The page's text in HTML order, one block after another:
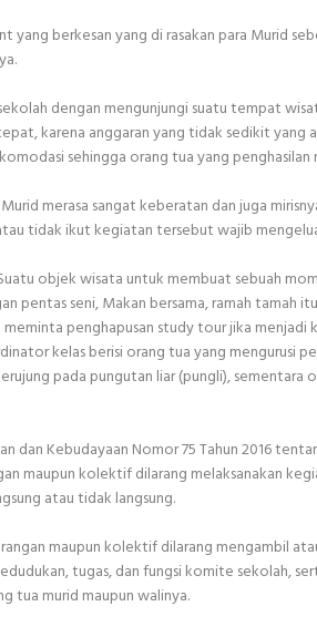
yang berkesan yang di rasakan para Murid
dengan mengunjungi suatu tempat
karena anggaran yang tidak sedikit yang
sehingga orang tua yang penghasilan
merasa sangat keberatan dan juga
tidak ikut kegiatan tersebut wajib
objek wisata untuk membuat sebuah
pentas seni, Makan bersama, ramah tamah
penghapusan study tour jika menjadi
kelas berisi orang tua yang mengurusi
pada pungutan liar (pungli), sementara
dan Kebudayaan Nomor 75 Tahun 2016
maupun kolektif dilarang melaksanakan
atau tidak langsung.
maupun kolektif dilarang mengambil
tugas, dan fungsi komite sekolah,
tua murid maupun walinya.